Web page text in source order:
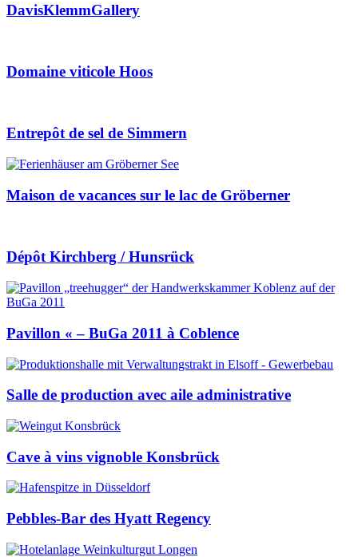
DavisKlemmGallery
Domaine viticole Hoos
Entrepôt de sel de Simmern
Maison de vacances sur le lac de Gröberner
Dépôt Kirchberg / Hunsrück
Pavillon « – BuGa 2011 à Coblence
Salle de production avec aile administrative
Cave à vins vignoble Konsbrück
Pebbles-Bar des Hyatt Regency